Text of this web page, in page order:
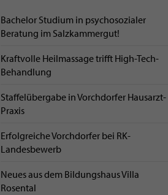
Bachelor Studium in psychosozialer
Beratung im Salzkammergut!
Kraftvolle Heilmassage trifft High-Tech-
Behandlung
Staffelübergabe in Vorchdorfer Hausarzt-
Praxis
Erfolgreiche Vorchdorfer bei RK-
Landesbewerb
Neues aus dem Bildungshaus Villa
Rosental